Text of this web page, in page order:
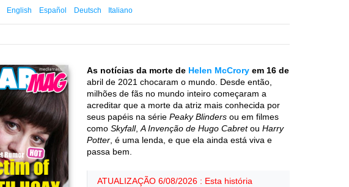
English Español Deutsch Italiano
As notícias da morte de Helen McCrory em 16 de
abril de 2021 chocaram o mundo. Desde então,
milhões de fãs no mundo inteiro começaram a
acreditar que a morte da atriz mais conhecida por
seus papéis na série Peaky Blinders ou em filmes
como Skyfall, A Invenção de Hugo Cabretou Harry
Potter , é uma lenda, e que ela ainda está viva e
passa bem.
ATUALIZAÇÃO 6/08/2026 : Esta história